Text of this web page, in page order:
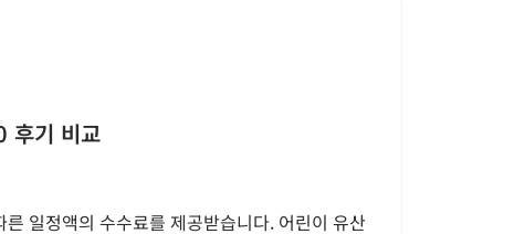
후기 비교
일정액의 수수료를 제공받습니다. 어린이 유산